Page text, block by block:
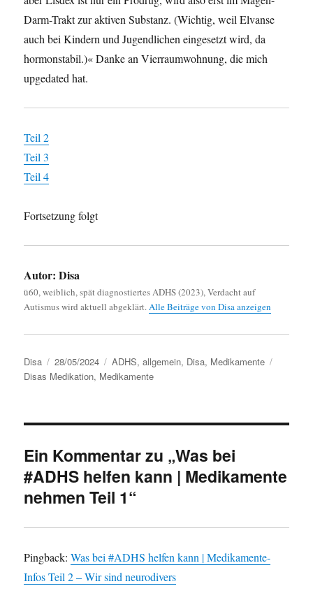
Darm-Trakt zur aktiven Substanz. (Wichtig, weil Elvanse
auch bei Kindern und Jugendlichen eingesetzt wird, da
hormonstabil.)« Danke an Vierraumwohnung, die mich
upgedated hat.
Teil 2
Teil 3
Teil 4
Fortsetzung folgt
Autor: Disa
ü60, weiblich, spät diagnostiertes ADHS (2023), Verdacht auf
Autismus wird aktuell abgeklärt.Alle Beiträge von Disa anzeigen
Autor
Disa
Veröffentlicht
am
28/05/2024 Kategorien
ADHS,allgemein, Disa, Medikamente
Disas Medikation, Medikamente
Ein Kommentar zu „Was bei
#ADHS helfen kann | Medikamente
nehmen Teil 1“
Pingback:Was bei #ADHS helfen kann | Medikamente-
Infos Teil 2 – Wir sind neurodivers